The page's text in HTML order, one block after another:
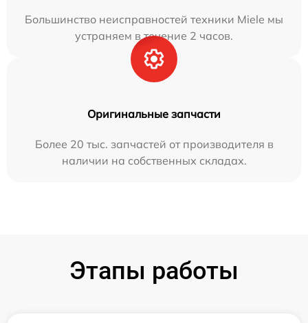
Большинство неисправностей техники Miele мы
устраняем в течение 2 часов.
Оригинальные запчасти
Более 20 тыс. запчастей от производителя в
наличии на собственных складах.
Этапы работы